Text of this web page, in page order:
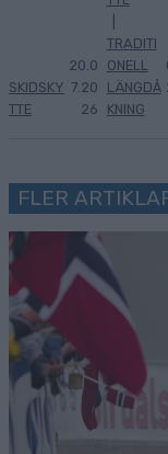
SKIDSKY
TTE
20.0
7.20
26
TRADITI
ONELL
LÄNGDÅ
KNING
FLER